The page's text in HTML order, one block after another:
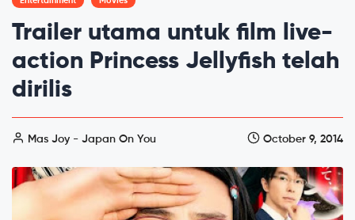
Trailer utama untuk film live-
action Princess Jellyfish telah
dirilis
Mas Joy - Japan On You October 9, 2014